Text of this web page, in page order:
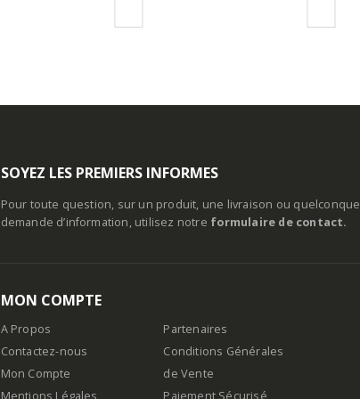
SOYEZ LES PREMIERS INFORMES
Pour toute question, sur un produit, une livraison ou quelconque
demande d’information, utilisez notre formulaire de contact.
MON COMPTE
A Propos
Contactez-nous
Mon Compte
Mentions Légales
Partenaires
Conditions Générales
de Vente
Paiement Sécurisé